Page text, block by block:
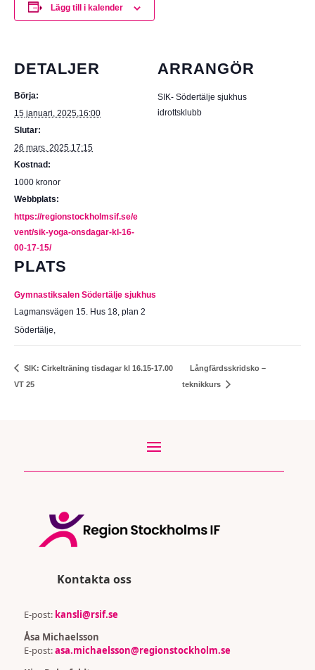
Lägg till i kalender
DETALJER
Börja:
15 januari, 2025,16:00
Slutar:
26 mars, 2025,17:15
Kostnad:
1000 kronor
Webbplats:
https://regionstockholmsif.se/e
vent/sik-yoga-onsdagar-kl-16-
00-17-15/
PLATS
Gymnastiksalen Södertälje sjukhus
Lagmansvägen 15. Hus 18, plan 2
Södertälje,
ARRANGÖR
SIK- Södertälje sjukhus
idrottsklubb
SIK: Cirkelträning tisdagar kl 16.15-17.00
VT 25
Långfärdsskridsko –
teknikkurs
Kontakta oss
E-post: kansli@rsif.se
Åsa Michaelsson
E-post:asa.michaelsson@regionstockholm.se